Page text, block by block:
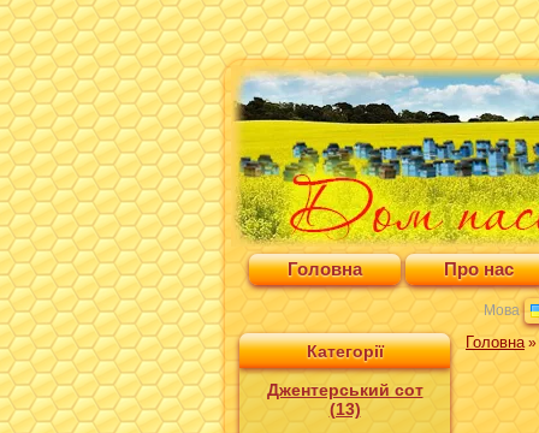
Мова
Головна Про нас
Категорії
Джентерський сот
(13)
Головна»